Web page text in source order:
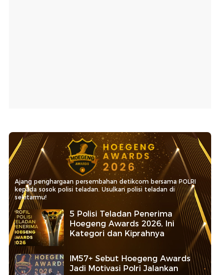
Ajang penghargaan persembahan detikcom bersama POLRI
kepada sosok polisi teladan. Usulkan polisi teladan di
sekitarmu!
5 Polisi Teladan Penerima
Hoegeng Awards 2026, Ini
Kategori dan Kiprahnya
IM57+ Sebut Hoegeng Awards
Jadi Motivasi Polri Jalankan